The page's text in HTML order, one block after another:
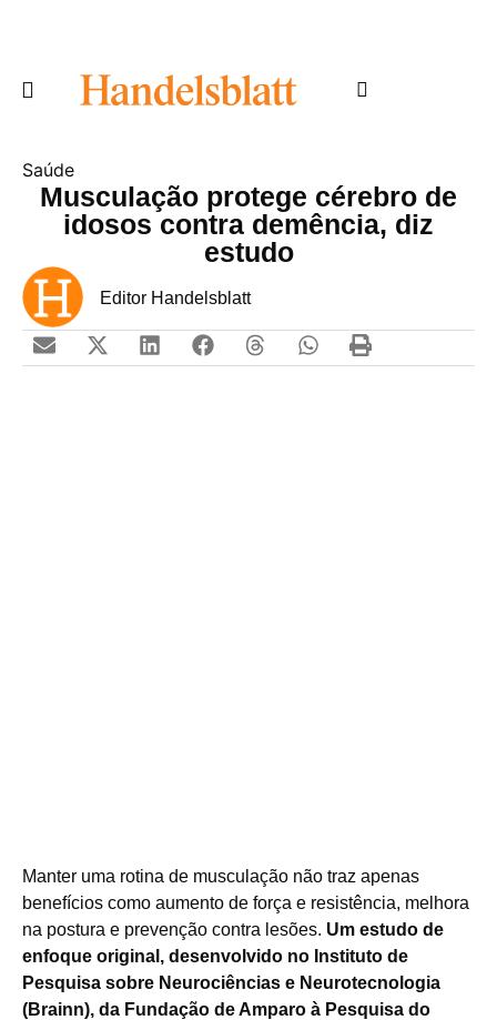
Saúde
Musculação protege cérebro de
idosos contra demência, diz
estudo
Editor Handelsblatt
Manter uma rotina de musculação não traz apenas
benefícios como aumento de força e resistência, melhora
na postura e prevenção contra lesões. Um estudo de
enfoque original, desenvolvido no Instituto de
Pesquisa sobre Neurociências e Neurotecnologia
(Brainn), da Fundação de Amparo à Pesquisa do